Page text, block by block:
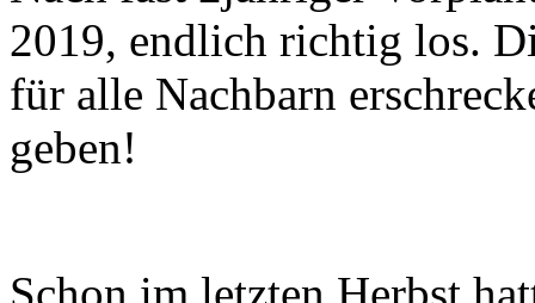
2019, endlich richtig los.
für alle Nachbarn
geben!
Schon im letzten Herbst